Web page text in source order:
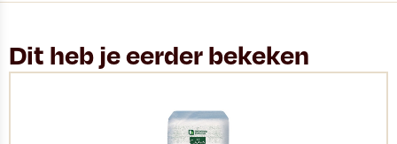
Dit heb je eerder bekeken